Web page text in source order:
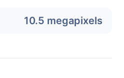
10.5 megapixels